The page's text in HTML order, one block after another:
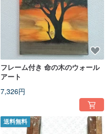
フレーム付き 命の木のウォール
アート
7,326円
送料無料